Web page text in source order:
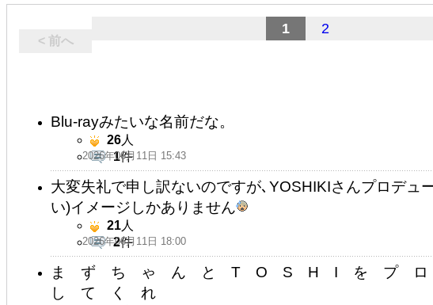
< 前へ
1 2
Blu-rayみたいな名前だな。
2026年06月11日 15:43
26人
1件
大変失礼で申し訳ないのですが､YOSHIKIさんプロデュ
い)イメージしかありません
2026年06月11日 18:00
21人
2件
ま ず ち ゃ ん と T O S H I を プ
し て く れ